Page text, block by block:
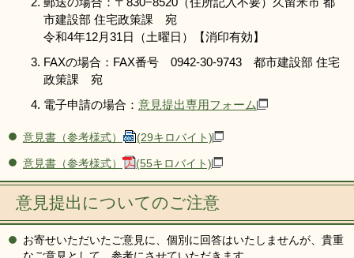
市建設部 住宅政策課 宛
令和4年12月31日（土曜日）【消印有効】
FAXの場合：FAX番号 0942-30-9743 都市建設部 住宅
政策課 宛
電子申請の場合： 意見提出専用フォーム
意見書（参考様式） (29キロバイト)
意見書（参考様式） (55キロバイト)
意見提出についてのご注意
お寄せいただいたご意見に、個別に回答はいたしませんが、貴重